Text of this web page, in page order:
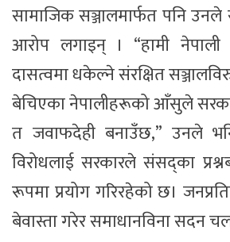
सामाजिक सञ्जालमार्फत पनि उनले
आरोप लगाइन् । “हामी नेपाली
दासत्वमा धकेल्ने संरक्षित
बेचिएका नेपालीहरूको आँसुले
त जवाफदेही बनाउँछ,” उनले
विरोधलाई सरकारले संसद्का
रूपमा प्रयोग गरिरहेको छ।
बेवास्ता गरेर समाधानविना सदन